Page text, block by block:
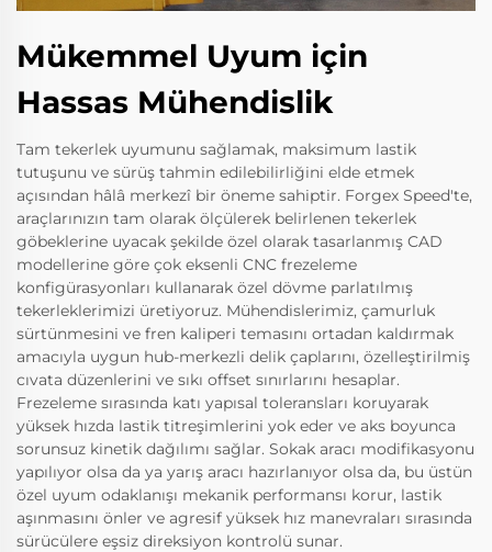
Mükemmel Uyum için
Hassas Mühendislik
Tam tekerlek uyumunu sağlamak, maksimum lastik
tutuşunu ve sürüş tahmin edilebilirliğini elde etmek
açısından hâlâ merkezî bir öneme sahiptir. Forgex Speed'te,
araçlarınızın tam olarak ölçülerek belirlenen tekerlek
göbeklerine uyacak şekilde özel olarak tasarlanmış CAD
modellerine göre çok eksenli CNC frezeleme
konfigürasyonları kullanarak özel dövme parlatılmış
tekerleklerimizi üretiyoruz. Mühendislerimiz, çamurluk
sürtünmesini ve fren kaliperi temasını ortadan kaldırmak
amacıyla uygun hub-merkezli delik çaplarını, özelleştirilmiş
cıvata düzenlerini ve sıkı offset sınırlarını hesaplar.
Frezeleme sırasında katı yapısal toleransları koruyarak
yüksek hızda lastik titreşimlerini yok eder ve aks boyunca
sorunsuz kinetik dağılımı sağlar. Sokak aracı modifikasyonu
yapılıyor olsa da ya yarış aracı hazırlanıyor olsa da, bu üstün
özel uyum odaklanışı mekanik performansı korur, lastik
aşınmasını önler ve agresif yüksek hız manevraları sırasında
sürücülere eşsiz direksiyon kontrolü sunar.